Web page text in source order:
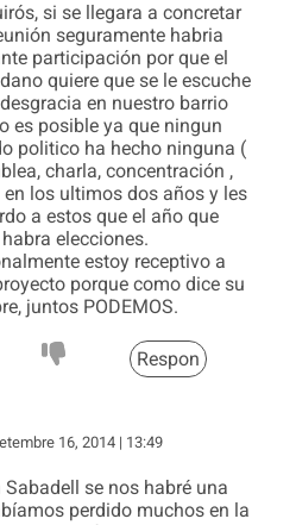
si se llegara a concretar
seguramente habria
participación por que el
quiere que se le escuche
en nuestro barrio
es posible ya que ningun
politico ha hecho ninguna (
charla, concentración ,
en los ultimos dos años y les
a estos que el año que
elecciones.
estoy receptivo a
porque como dice su
juntos PODEMOS.
Respon
16, 2014 | 13:49
Sabadell se nos habré una
perdido muchos en la